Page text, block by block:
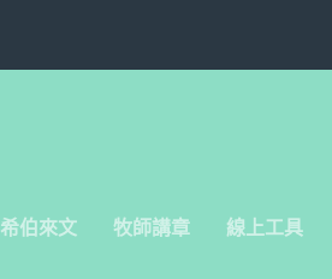
希伯來文 牧師講章 線上工具